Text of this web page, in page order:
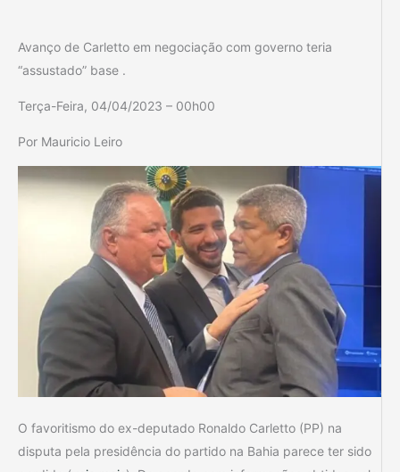
Avanço de Carletto em negociação com governo teria
“assustado” base .
Terça-Feira, 04/04/2023 – 00h00
Por Mauricio Leiro
O favoritismo do ex-deputado Ronaldo Carletto (PP) na
disputa pela presidência do partido na Bahia parece ter sido